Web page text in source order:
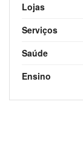
Lojas
Serviços
Saúde
Ensino